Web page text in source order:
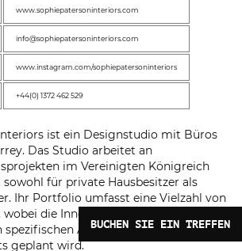
www.sophiepatersoninteriors.com
info@sophiepatersoninteriors.com
www.instagram.com/sophiepatersoninteriors
+44(0) 1372 462 529
ist ein Designstudio mit Büros
Das Studio arbeitet an
im Vereinigten Königreich
für private Hausbesitzer als
Ihr Portfolio umfasst eine Vielzahl von
die Inneneinrichtung
Anforderungen des
geplant wird.
BUCHEN SIE EIN TREFFEN